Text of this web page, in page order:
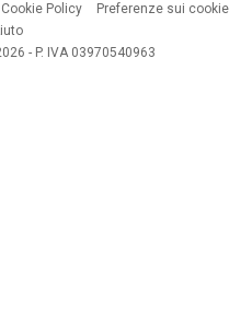
Cookie Policy
Preferenze sui cookie
- P. IVA 03970540963